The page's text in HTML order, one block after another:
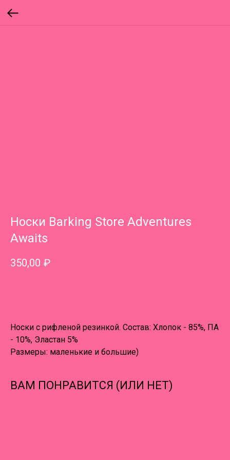
Носки Barking Store Adventures
Awaits
350,00 ₽
Носки с рифленой резинкой. Состав: Хлопок - 85%, ПА
- 10%, Эластан 5%
Размеры: маленькие и большие)
ВАМ ПОНРАВИТСЯ (ИЛИ НЕТ)